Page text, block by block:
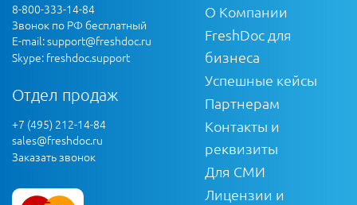
8-800-333-14-84
Звонок по РФ бесплатный
E-mail:support@freshdoc.ru
Skype: freshdoc.support
Отдел продаж
+7 (495) 212-14-84
sales@freshdoc.ru
Заказать звонок
О Компании
FreshDoc для
бизнеса
Успешные кейсы
Партнерам
Контакты и
реквизиты
Для СМИ
Лицензии и